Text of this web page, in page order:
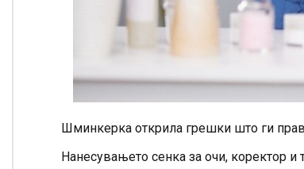
Шминкерка открила грешки што ги
Нанесувањето сенка за очи, коректор